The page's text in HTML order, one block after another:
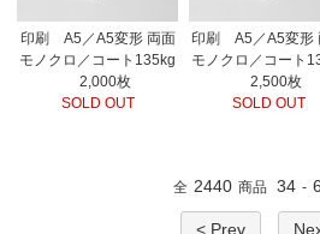
印刷 A5／A5変形 両面
モノクロ／コート135kg
2,000枚
SOLD OUT
印刷 A5／A5変形
モノクロ／コート
2,500枚
SOLD OUT
全 2440 商品 34 -
< Prev